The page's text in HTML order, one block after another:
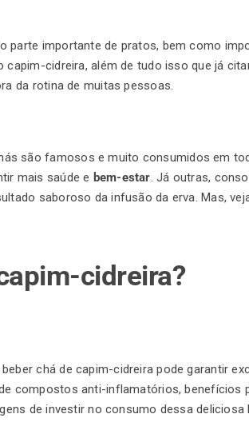
parte importante de pratos, bem como
cidreira, além de tudo isso que já
da rotina de muitas pessoas.
são famosos e muito consumidos em
mais saúde e bem-estar. Já outras,
saboroso da infusão da erva. Mas,
cidreira?
chá de capim-cidreira pode garantir
compostos anti-inflamatórios, benefícios
de investir no consumo dessa deliciosa